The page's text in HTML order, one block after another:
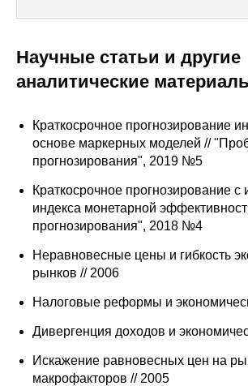
Противодействие коррупции
Материалы для СМИ
Научная жизнь
Проблемы
Редакционная этика
Информация для авторов
Научные статьи и другие
аналитические
Краткосрочное прогнозирование
основе маркерных моделей //
прогнозирования", 2019 №5
Краткосрочное прогнозирование с
индекса монетарной
прогнозирования", 2018 №4
Неравновесные цены и гибкость
рынков // 2006
Налоговые реформы и
Дивергенция доходов и
Искажение равновесных цен на
макрофакторов // 2005